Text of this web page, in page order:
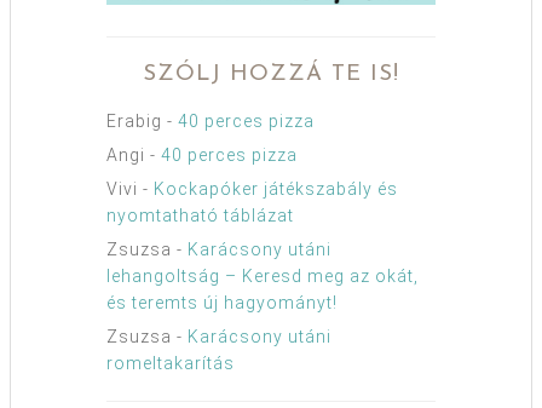
SZÓLJ HOZZÁ TE IS!
Erabig - 40 perces pizza
Angi - 40 perces pizza
Vivi - Kockapóker játékszabály és
nyomtatható táblázat
Zsuzsa - Karácsony utáni
lehangoltság – Keresd meg az okát,
és teremts új hagyományt!
Zsuzsa - Karácsony utáni
romeltakarítás